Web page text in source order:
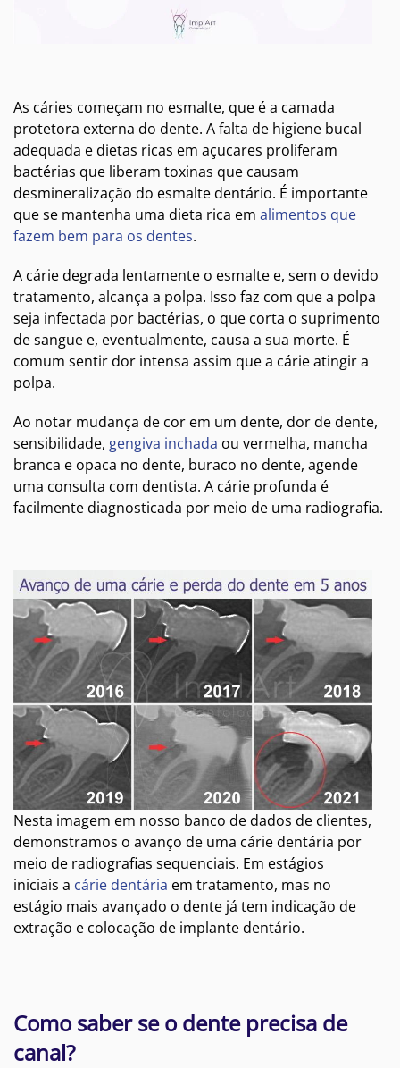
As cáries começam no esmalte, que é a camada
protetora externa do dente. A falta de higiene bucal
adequada e dietas ricas em açucares proliferam
bactérias que liberam toxinas que causam
desmineralização do esmalte dentário. É importante
que se mantenha uma dieta rica em alimentos que
fazem bem para os dentes.
A cárie degrada lentamente o esmalte e, sem o devido
tratamento, alcança a polpa. Isso faz com que a polpa
seja infectada por bactérias, o que corta o suprimento
de sangue e, eventualmente, causa a sua morte. É
comum sentir dor intensa assim que a cárie atingir a
polpa.
Ao notar mudança de cor em um dente, dor de dente,
sensibilidade, gengiva inchada ou vermelha, mancha
branca e opaca no dente, buraco no dente, agende
uma consulta com dentista. A cárie profunda é
facilmente diagnosticada por meio de uma radiografia.
Nesta imagem em nosso banco de dados de clientes,
demonstramos o avanço de uma cárie dentária por
meio de radiografias sequenciais. Em estágios
iniciais a cárie dentária em tratamento, mas no
estágio mais avançado o dente já tem indicação de
extração e colocação de implante dentário.
Como saber se o dente precisa de
canal?